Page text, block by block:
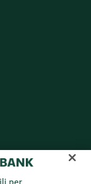
Youtube